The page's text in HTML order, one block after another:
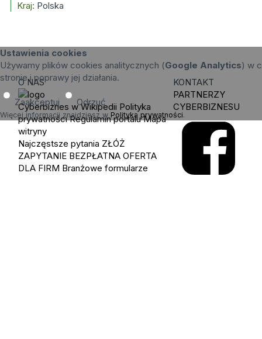
Kraj: Polska
Ustawienia cookies
Używamy plików cookies analitycznych (Google Analytics) w
stronie i poprawy jej działania.
Zaakceptuj Odrzuć
Więcej informacji znajdziesz w Polityka prywatności.
O NAS
Cyberbiznes w Wikipedii Polityka
prywatności Regulamin portalu Mapa
witryny
Najczęstsze pytania ZŁÓŻ
ZAPYTANIE BEZPŁATNA OFERTA
DLA FIRM Branżowe formularze
KONTAKT
PARTNERZY
CYBERBIZNESU